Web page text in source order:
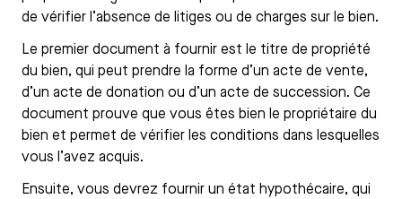
de vérifier l’absence de litiges ou de charges sur le bien.
Le premier document à fournir est le titre de propriété
du bien, qui peut prendre la forme d’un acte de vente,
d’un acte de donation ou d’un acte de succession. Ce
document prouve que vous êtes bien le propriétaire du
bien et permet de vérifier les conditions dans lesquelles
vous l’avez acquis.
Ensuite, vous devrez fournir un état hypothécaire, qui